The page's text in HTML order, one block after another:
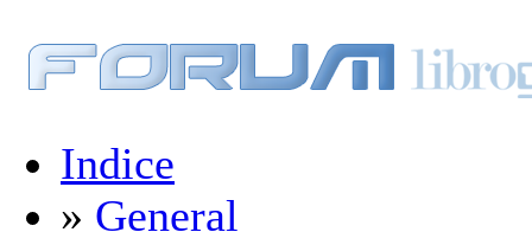
Indice
» General